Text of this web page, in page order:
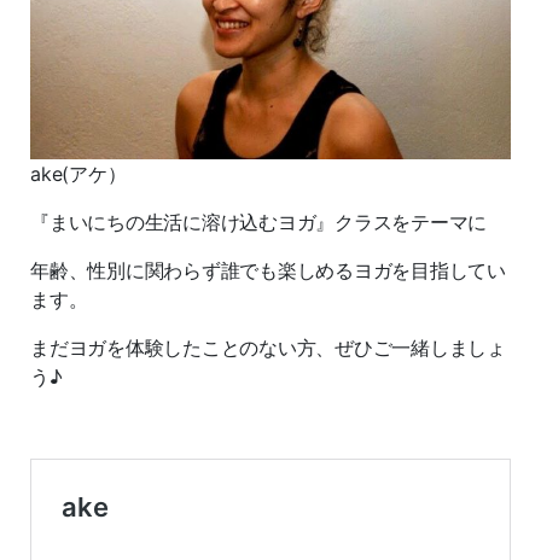
ake(アケ）
『まいにちの生活に溶け込むヨガ』クラスをテーマに
年齢、性別に関わらず誰でも楽しめるヨガを目指してい
ます。
まだヨガを体験したことのない方、ぜひご一緒しましょ
う♪